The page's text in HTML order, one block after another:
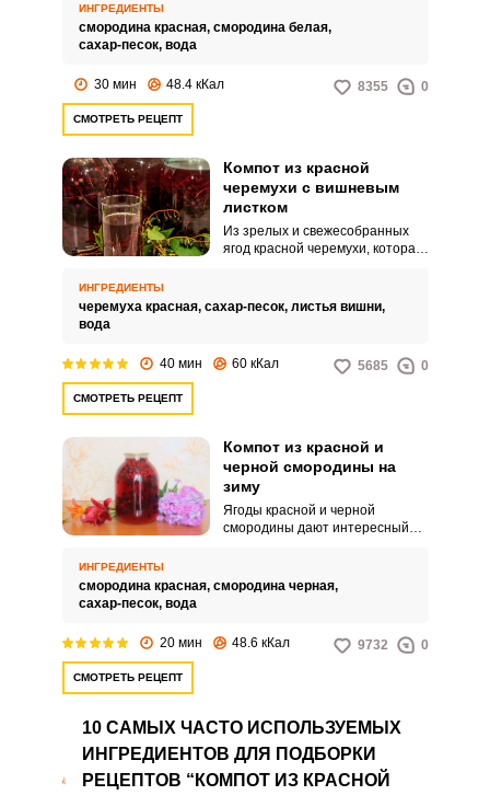
ИНГРЕДИЕНТЫ
смородина красная, смородина белая,
сахар-песок, вода
30 мин 48.4 кКал 8355 0
СМОТРЕТЬ РЕЦЕПТ
Компот из красной
черемухи с вишневым
листком
Из зрелых и свежесобранных
ягод красной черемухи, которая
приготовить полезный и
магазинному соку.
ИНГРЕДИЕНТЫ
черемуха красная, сахар-песок, листья вишни,
вода
40 мин 60 кКал 5685 0
СМОТРЕТЬ РЕЦЕПТ
Компот из красной и
черной смородины на
зиму
Ягоды красной и черной
смородины дают интересный
витаминную смесь для
ИНГРЕДИЕНТЫ
смородина красная, смородина черная,
сахар-песок, вода
20 мин 48.6 кКал 9732 0
СМОТРЕТЬ РЕЦЕПТ
10 САМЫХ ЧАСТО ИСПОЛЬЗУЕМЫХ
ИНГРЕДИЕНТОВ ДЛЯ ПОДБОРКИ
РЕЦЕПТОВ “КОМПОТ ИЗ КРАСНОЙ